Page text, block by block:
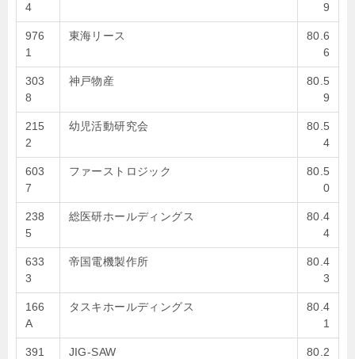
4
9
976
1
東海リース
80.6
6
303
8
神戸物産
80.5
9
215
2
幼児活動研究会
80.5
4
603
7
ファーストロジック
80.5
0
238
5
総医研ホールディングス
80.4
4
633
3
帝国電機製作所
80.4
3
166
A
タスキホールディングス
80.4
1
391
JIG-SAW
80.2